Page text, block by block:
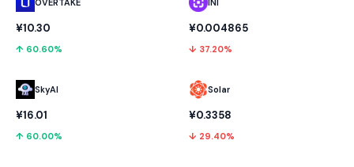
OVERTAKE
¥10.30
↑ 60.60%
SkyAI
¥16.01
↑ 60.00%
INI
¥0.004865
↓ 37.20%
Solar
¥0.3358
↓ 29.40%